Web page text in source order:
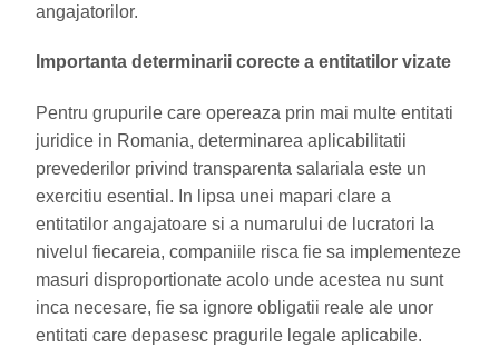
angajatorilor.
Importanta determinarii corecte a entitatilor vizate
Pentru grupurile care opereaza prin mai multe entitati
juridice in Romania, determinarea aplicabilitatii
prevederilor privind transparenta salariala este un
exercitiu esential. In lipsa unei mapari clare a
entitatilor angajatoare si a numarului de lucratori la
nivelul fiecareia, companiile risca fie sa implementeze
masuri disproportionate acolo unde acestea nu sunt
inca necesare, fie sa ignore obligatii reale ale unor
entitati care depasesc pragurile legale aplicabile.